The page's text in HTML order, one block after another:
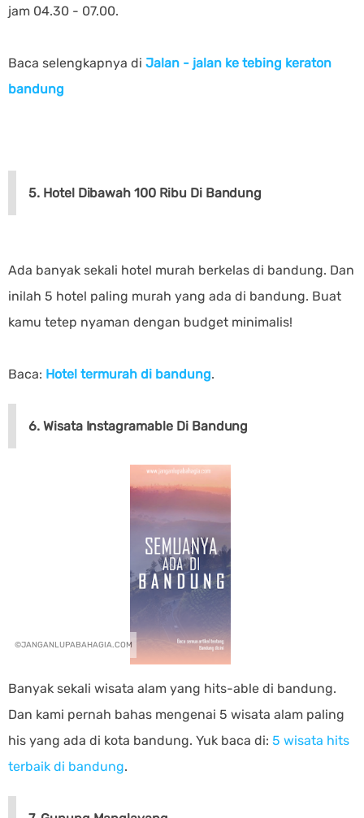
jam 04.30 - 07.00.
Baca selengkapnya di Jalan - jalan ke tebing keraton
bandung
5. Hotel Dibawah 100 Ribu Di Bandung
Ada banyak sekali hotel murah berkelas di bandung. Dan
inilah 5 hotel paling murah yang ada di bandung. Buat
kamu tetep nyaman dengan budget minimalis!
Baca: Hotel termurah di bandung.
6. Wisata Instagramable Di Bandung
Banyak sekali wisata alam yang hits-able di bandung.
Dan kami pernah bahas mengenai 5 wisata alam paling
his yang ada di kota bandung. Yuk baca di: 5 wisata hits
terbaik di bandung.